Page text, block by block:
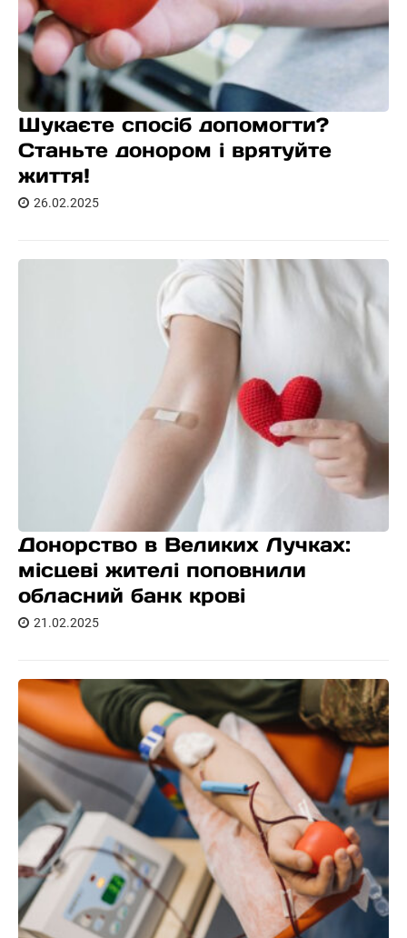
Шукаєте спосіб допомогти?
Станьте донором і врятуйте
життя!
26.02.2025
Донорство в Великих Лучках:
місцеві жителі поповнили
обласний банк крові
21.02.2025